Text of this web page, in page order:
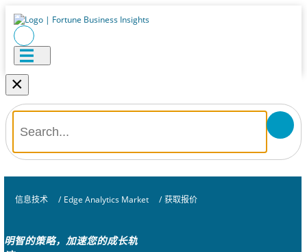
×
信息技术 / Edge Analytics Market / 获取报价
明智的策略，加速您的成长轨